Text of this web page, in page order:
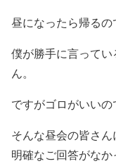
昼になったら帰るの
僕が勝手に言って
ん。
ですがゴロがいいの
そんな昼会の皆さ
明確なご回答がなか